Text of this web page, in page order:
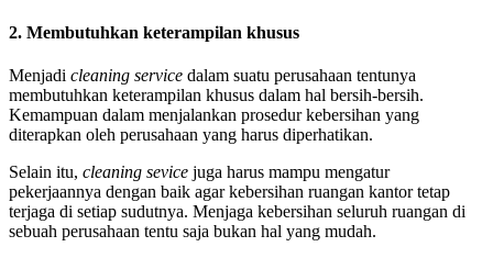
2. Membutuhkan keterampilan khusus
Menjadi cleaning service dalam suatu perusahaan tentunya
membutuhkan keterampilan khusus dalam hal bersih-bersih.
Kemampuan dalam menjalankan prosedur kebersihan yang
diterapkan oleh perusahaan yang harus diperhatikan.
Selain itu, cleaning sevice juga harus mampu mengatur
pekerjaannya dengan baik agar kebersihan ruangan kantor tetap
terjaga di setiap sudutnya. Menjaga kebersihan seluruh ruangan di
sebuah perusahaan tentu saja bukan hal yang mudah.